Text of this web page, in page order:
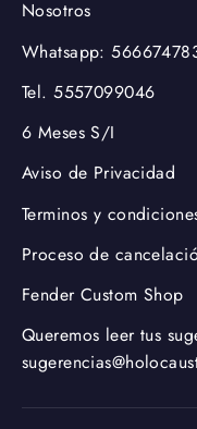
Nosotros
Whatsapp:
Tel. 5557099046
6 Meses S/I
Aviso de Privacidad
Terminos y
Proceso de
Fender Custom Shop
Queremos leer tus